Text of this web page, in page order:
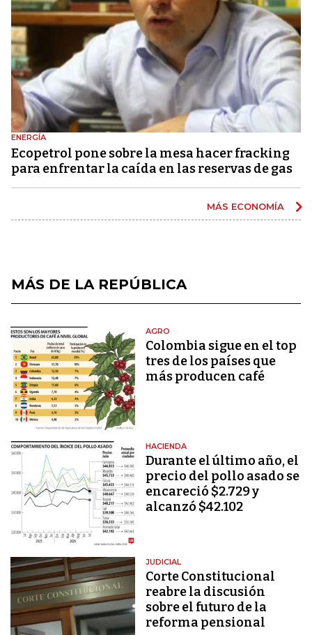
ENERGÍA
Ecopetrol pone sobre la mesa hacer fracking
para enfrentar la caída en las reservas de gas
MÁS ECONOMÍA
MÁS DE LA REPÚBLICA
AGRO
Colombia sigue en el top
tres de los países que
más producen café
HACIENDA
Durante el último año, el
precio del pollo asado se
encareció $2.729 y
alcanzó $42.102
JUDICIAL
Corte Constitucional
reabre la discusión
sobre el futuro de la
reforma pensional